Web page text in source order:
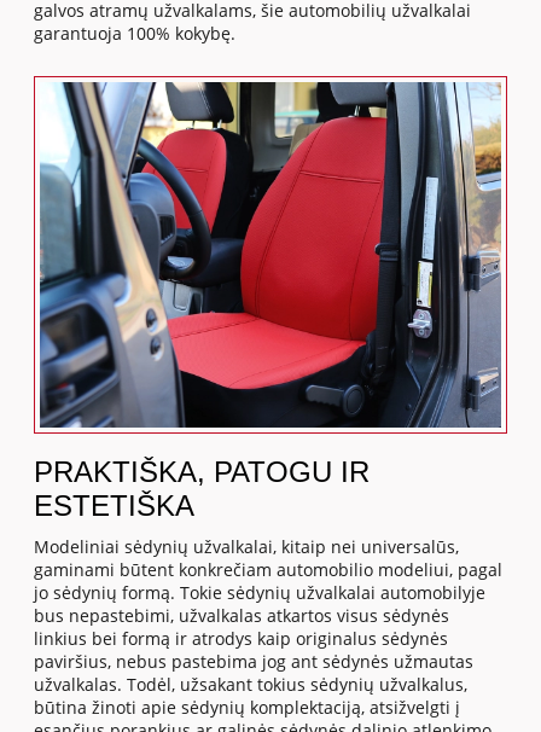
galvos atramų užvalkalams, šie automobilių užvalkalai
garantuoja 100% kokybę.
PRAKTIŠKA, PATOGU IR
ESTETIŠKA
Modeliniai sėdynių užvalkalai, kitaip nei universalūs,
gaminami būtent konkrečiam automobilio modeliui, pagal
jo sėdynių formą. Tokie sėdynių užvalkalai automobilyje
bus nepastebimi, užvalkalas atkartos visus sėdynės
linkius bei formą ir atrodys kaip originalus sėdynės
paviršius, nebus pastebima jog ant sėdynės užmautas
užvalkalas. Todėl, užsakant tokius sėdynių užvalkalus,
būtina žinoti apie sėdynių komplektaciją, atsižvelgti į